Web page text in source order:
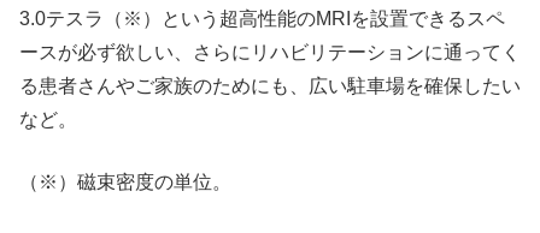
3.0テスラ（※）という超高性能のMRIを設置できるスペ
ースが必ず欲しい、さらにリハビリテーションに通ってく
る患者さんやご家族のためにも、広い駐車場を確保したい
など。
（※）磁束密度の単位。